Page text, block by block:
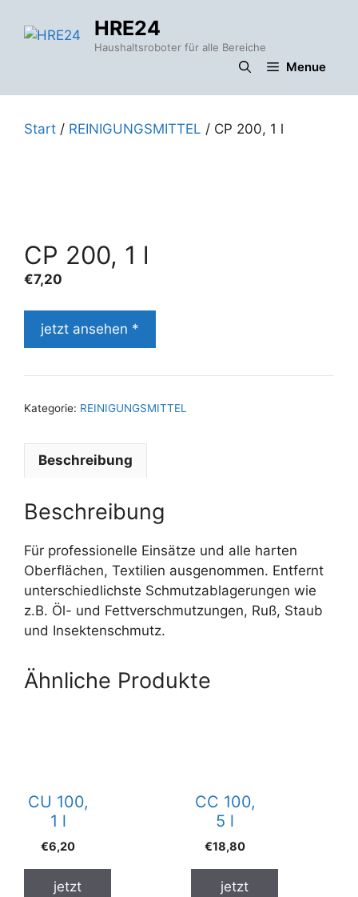
Inhalt
HRE24
Haushaltsroboter für alle Bereiche
Menue
Start / REINIGUNGSMITTEL / CP 200, 1 l
CP 200, 1 l
€7,20
jetzt ansehen *
Kategorie: REINIGUNGSMITTEL
Beschreibung
Beschreibung
Für professionelle Einsätze und alle harten
Oberflächen, Textilien ausgenommen. Entfernt
unterschiedlichste Schmutzablagerungen wie
z.B. Öl- und Fettverschmutzungen, Ruß, Staub
und Insektenschmutz.
Ähnliche Produkte
CU 100,
1 l
€6,20
jetzt
CC 100,
5 l
€18,80
jetzt